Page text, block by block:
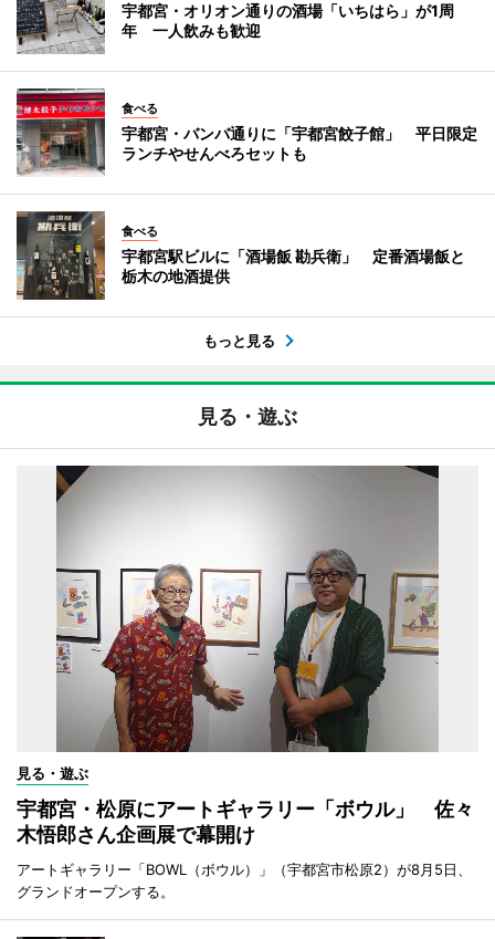
宇都宮・オリオン通りの酒場「いちはら」が1周
年 一人飲みも歓迎
食べる
宇都宮・バンバ通りに「宇都宮餃子館」 平日限定
ランチやせんべろセットも
食べる
宇都宮駅ビルに「酒場飯 勘兵衛」 定番酒場飯と
栃木の地酒提供
もっと見る
見る・遊ぶ
見る・遊ぶ
宇都宮・松原にアートギャラリー「ボウル」 佐々
木悟郎さん企画展で幕開け
アートギャラリー「BOWL（ボウル）」（宇都宮市松原2）が8月5日、
グランドオープンする。